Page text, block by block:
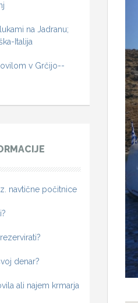
na Jadranu;
Italija
v Grčijo--
navtične počitnice
denar?
ali najem krmarja